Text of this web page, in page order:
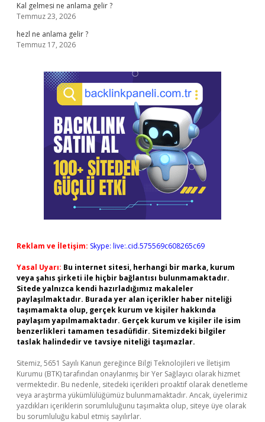
Kal gelmesi ne anlama gelir ?
Temmuz 23, 2026
hezl ne anlama gelir ?
Temmuz 17, 2026
Reklam ve İletişim: Skype: live:.cid.575569c608265c69
Yasal Uyarı: Bu internet sitesi, herhangi bir marka, kurum
veya şahıs şirketi ile hiçbir bağlantısı bulunmamaktadır.
Sitede yalnızca kendi hazırladığımız makaleler
paylaşılmaktadır. Burada yer alan içerikler haber niteliği
taşımamakta olup, gerçek kurum ve kişiler hakkında
paylaşım yapılmamaktadır. Gerçek kurum ve kişiler ile isim
benzerlikleri tamamen tesadüfidir. Sitemizdeki bilgiler
taslak halindedir ve tavsiye niteliği taşımazlar.
Sitemiz, 5651 Sayılı Kanun gereğince Bilgi Teknolojileri ve İletişim
Kurumu (BTK) tarafından onaylanmış bir Yer Sağlayıcı olarak hizmet
vermektedir. Bu nedenle, sitedeki içerikleri proaktif olarak denetleme
veya araştırma yükümlülüğümüz bulunmamaktadır. Ancak, üyelerimiz
yazdıkları içeriklerin sorumluluğunu taşımakta olup, siteye üye olarak
bu sorumluluğu kabul etmiş sayılırlar.